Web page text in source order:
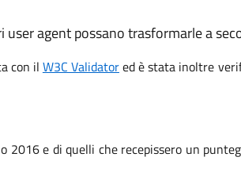
agent possano trasformarle a
con il W3C Validatored è stata inoltre
e di quelli che recepissero un